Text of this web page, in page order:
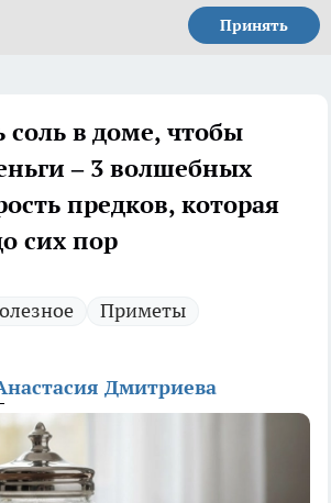
Принять
соль в доме, чтобы
– 3 волшебных
предков, которая
сих пор
Приметы
Дмитриева